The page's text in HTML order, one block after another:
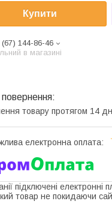
Купити
(67) 144-86-46
в магазині
товару протягом 14
підключені електронні
товар не покидаючи